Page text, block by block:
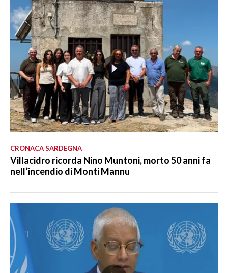
CRONACA SARDEGNA
Villacidro ricorda Nino Muntoni, morto 50 anni fa
nell’incendio di Monti Mannu